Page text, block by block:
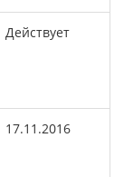
Действует
17.11.2016